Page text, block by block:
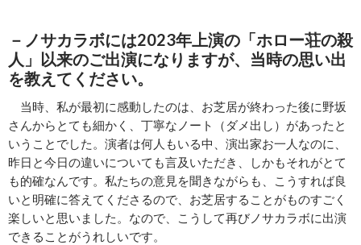
－ノサカラボには2023年上演の「ホロー荘の殺
人」以来のご出演になりますが、当時の思い出
を教えてください。
当時、私が最初に感動したのは、お芝居が終わった後に野坂
さんからとても細かく、丁寧なノート（ダメ出し）があったと
いうことでした。演者は何人もいる中、演出家お一人なのに、
昨日と今日の違いについても言及いただき、しかもそれがとて
も的確なんです。私たちの意見を聞きながらも、こうすれば良
いと明確に答えてくださるので、お芝居することがものすごく
楽しいと思いました。なので、こうして再びノサカラボに出演
できることがうれしいです。